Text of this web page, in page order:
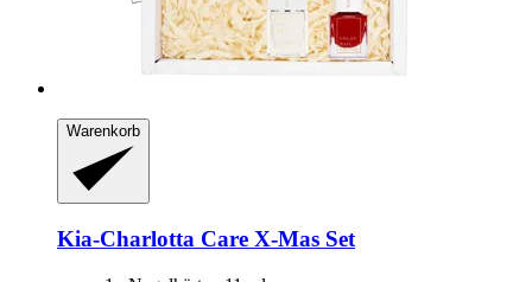
Warenkorb
Kia-Charlotta Care X-​Mas Set